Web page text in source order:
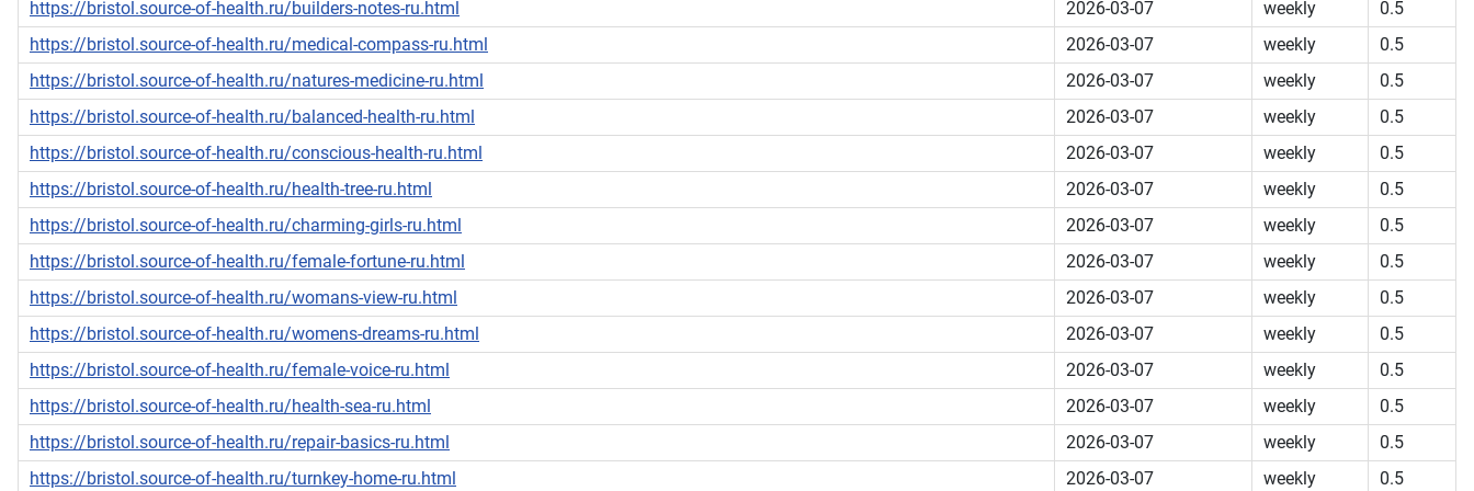
https://bristol.source-of-health.ru/builders-notes-ru.html
2026-03-07 weekly
0.5
https://bristol.source-of-health.ru/medical-compass-ru.html
2026-03-07 weekly
0.5
https://bristol.source-of-health.ru/natures-medicine-ru.html
2026-03-07 weekly
0.5
https://bristol.source-of-health.ru/balanced-health-ru.html
2026-03-07 weekly
0.5
https://bristol.source-of-health.ru/conscious-health-ru.html
2026-03-07 weekly
0.5
https://bristol.source-of-health.ru/health-tree-ru.html
2026-03-07 weekly
0.5
https://bristol.source-of-health.ru/charming-girls-ru.html
2026-03-07 weekly
0.5
https://bristol.source-of-health.ru/female-fortune-ru.html
2026-03-07 weekly
0.5
https://bristol.source-of-health.ru/womans-view-ru.html
2026-03-07 weekly
0.5
https://bristol.source-of-health.ru/womens-dreams-ru.html
2026-03-07 weekly
0.5
https://bristol.source-of-health.ru/female-voice-ru.html
2026-03-07 weekly
0.5
https://bristol.source-of-health.ru/health-sea-ru.html
2026-03-07 weekly
0.5
https://bristol.source-of-health.ru/repair-basics-ru.html
2026-03-07 weekly
0.5
https://bristol.source-of-health.ru/turnkey-home-ru.html
2026-03-07 weekly 0.5